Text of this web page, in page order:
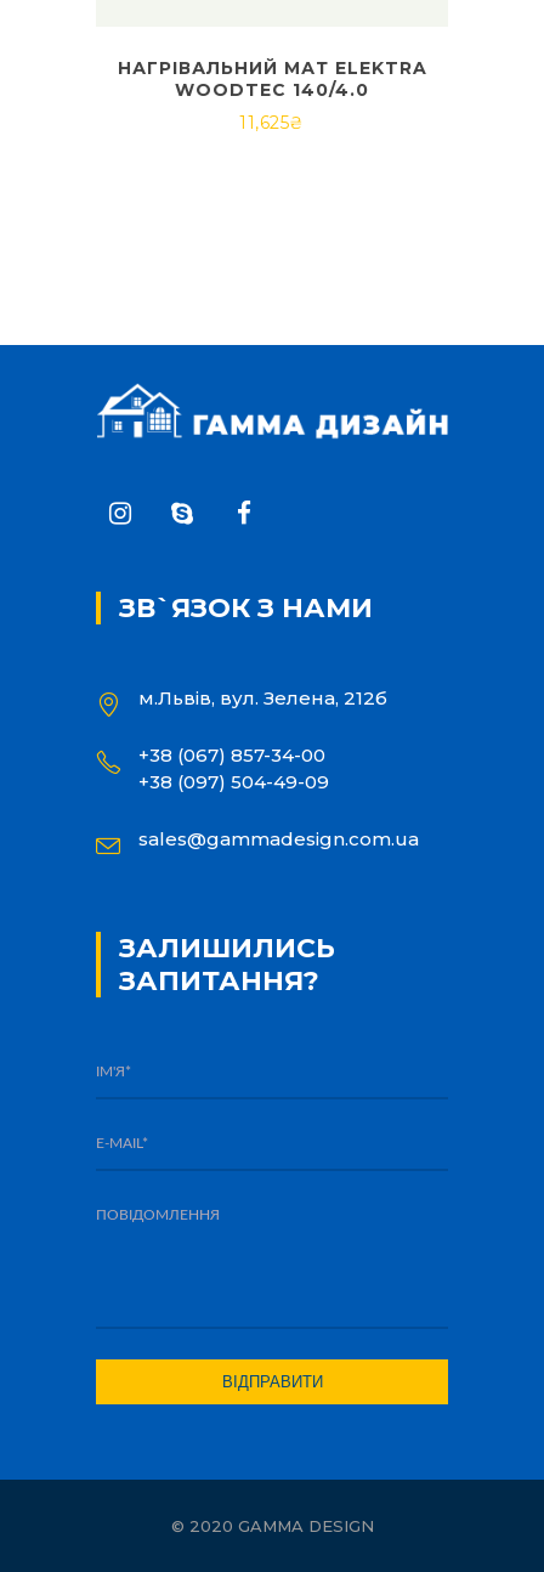
НАГРІВАЛЬНИЙ МАТ ELEKTRA
WOODTEC 140/4.0
11,625₴
ЗВ`ЯЗОК З НАМИ
м.Львів, вул. Зелена, 212б
+38 (067) 857-34-00
+38 (097) 504-49-09
sales@gammadesign.com.ua
ЗАЛИШИЛИСЬ
ЗАПИТАННЯ?
© 2020 GAMMA DESIGN